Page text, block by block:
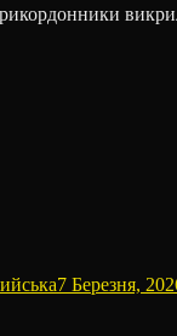
7 Березня,